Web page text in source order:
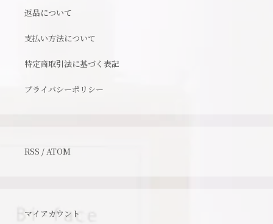
返品について
支払い方法について
特定商取引法に基づく表記
プライバシーポリシー
RSS / ATOM
マイアカウント